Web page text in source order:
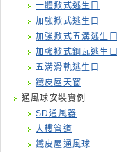
一體掀式逃生口
加強掀式逃生口
加強掀式五溝逃生口
加強掀式鋼瓦逃生口
五溝滑軌逃生口
鐵皮屋天窗
通風球安裝實例
SD通風器
大樓管道
鐵皮屋通風球